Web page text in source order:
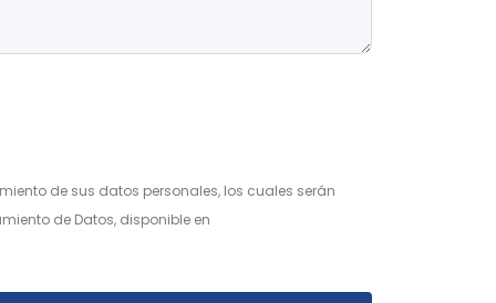
de sus datos personales, los cuales serán
de Datos, disponible en